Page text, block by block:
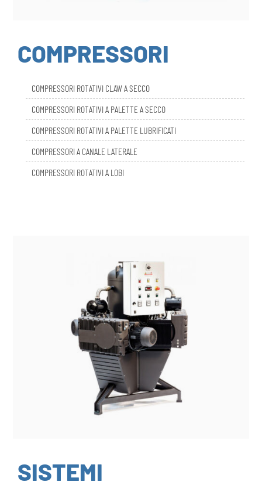
COMPRESSORI
COMPRESSORI ROTATIVI CLAW A SECCO
COMPRESSORI ROTATIVI A PALETTE A SECCO
COMPRESSORI ROTATIVI A PALETTE LUBRIFICATI
COMPRESSORI A CANALE LATERALE
COMPRESSORI ROTATIVI A LOBI
SISTEMI